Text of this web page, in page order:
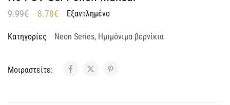
9.99€ 8.78€ Εξαντλημένο
Κατηγορίες Neon Series, Ημιμόνιμα βερνίκια
Μοιραστείτε: